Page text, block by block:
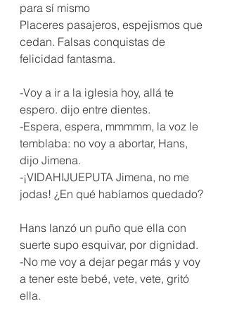
para sí mismo
Placeres pasajeros, espejismos que
cedan. Falsas conquistas de
felicidad fantasma.
-Voy a ir a la iglesia hoy, allá te
espero. dijo entre dientes.
-Espera, espera, mmmmm, la voz le
temblaba: no voy a abortar, Hans,
dijo Jimena.
-¡VIDAHIJUEPUTA Jimena, no me
jodas! ¿En qué habíamos quedado?
Hans lanzó un puño que ella con
suerte supo esquivar, por dignidad.
-No me voy a dejar pegar más y voy
a tener este bebé, vete, vete, gritó
ella.